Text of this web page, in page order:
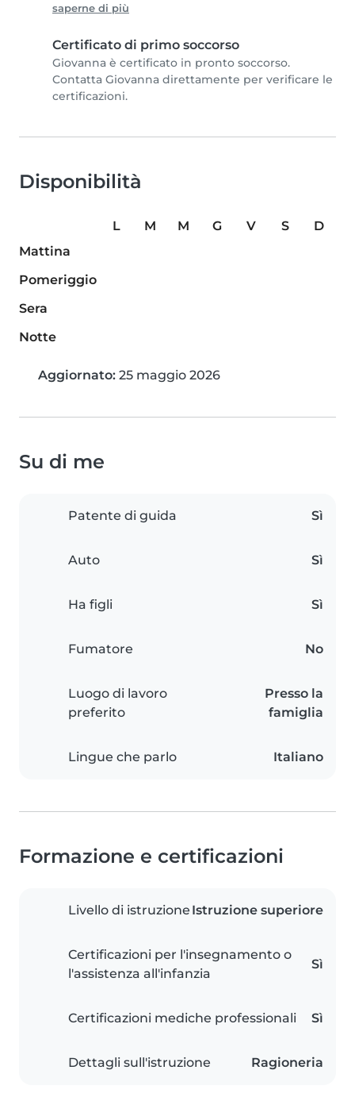
saperne di più
Certificato di primo soccorso
Giovanna è certificato in pronto soccorso.
Contatta Giovanna direttamente per verificare le
certificazioni.
Disponibilità
L M M G V S
D
Mattina
Pomeriggio
Sera
Notte
Aggiornato: 25 maggio 2026
Su di me
Patente di guida Sì
Auto Sì
Ha figli Sì
Fumatore No
Luogo di lavoro
preferito
Presso la
famiglia
Lingue che parlo Italiano
Formazione e certificazioni
Livello di istruzione Istruzione superiore
Certificazioni per l'insegnamento o
l'assistenza all'infanzia
Sì
Certificazioni mediche professionali Sì
Dettagli sull'istruzione Ragioneria